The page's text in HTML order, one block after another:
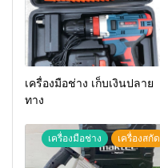
เครื่องมือช่าง เก็บเงินปลาย
ทาง
เครื่องมือช่าง เครื่องสกัด